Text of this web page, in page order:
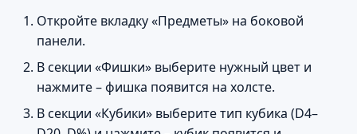
Откройте вкладку «Предметы» на боковой
панели.
В секции «Фишки» выберите нужный цвет и
нажмите – фишка появится на холсте.
В секции «Кубики» выберите тип кубика (D4–